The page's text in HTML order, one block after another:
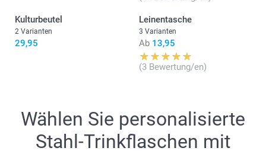
Kulturbeutel
2 Varianten
29,95
Leinentasche
3 Varianten
Ab 13,95
(3 Bewertung/en)
Wählen Sie personalisierte
Stahl-Trinkflaschen mit